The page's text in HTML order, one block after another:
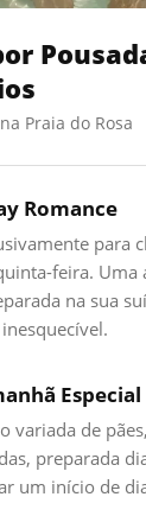
Praia do Rosa
Romance
para
feira. Uma
na sua
Especial
variada de
preparada
um início de